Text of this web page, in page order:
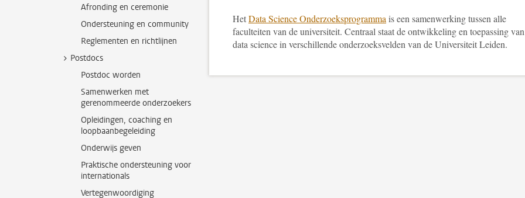
Afronding en ceremonie
Ondersteuning en community
Reglementen en richtlijnen
Postdocs
Postdoc worden
Samenwerken met
gerenommeerde onderzoekers
Opleidingen, coaching en
loopbaanbegeleiding
Onderwijs geven
Praktische ondersteuning voor
internationals
Vertegenwoordiging
HetData Science Onderzoeksprogramma is een samenwerking tussen alle
faculteiten van de universiteit. Centraal staat de ontwikkeling en toepassing van
data science in verschillende onderzoeksvelden van de Universiteit Leiden.